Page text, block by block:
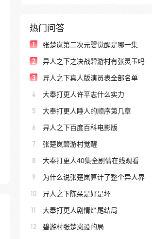
热门问答
1 张楚岚第二次元婴觉醒是哪一集
2 异人之下之决战碧游村有张灵玉吗
3 异人之下真人版演员表全部名单
4 大奉打更人许平志什么实力
5 大奉打更人睡人的顺序第几章
6 异人之下百度百科电影版
7 张楚岚碧游村觉醒
8 大奉打更人40集全剧情在线观看
9 为什么说张楚岚算计了整个异人界
10 异人之下陈朵是好是坏
11 大奉打更人剧情烂尾结局
12 碧游村张楚岚设的局